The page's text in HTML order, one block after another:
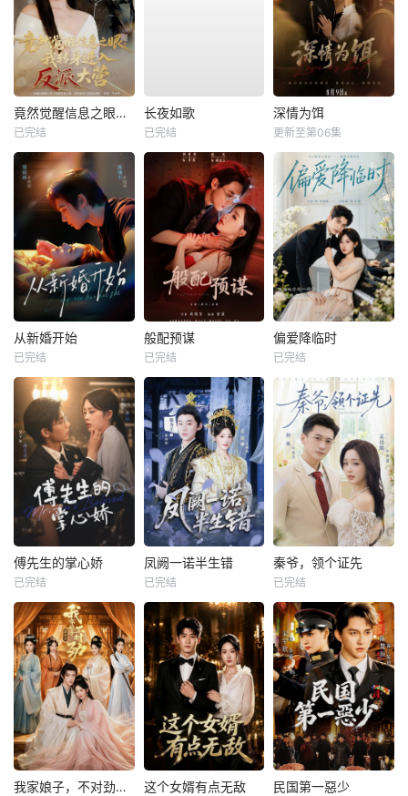
竟然觉醒信息之眼，我转身进入反派大营
已完结
长夜如歌
已完结
深情为饵
更新至第06集
从新婚开始
已完结
般配预谋
已完结
偏爱降临时
已完结
傅先生的掌心娇
已完结
凤阙一诺半生错
已完结
秦爷，领个证先
已完结
我家娘子，不对劲第四季 这个女婿有点无敌 民国第一惡少